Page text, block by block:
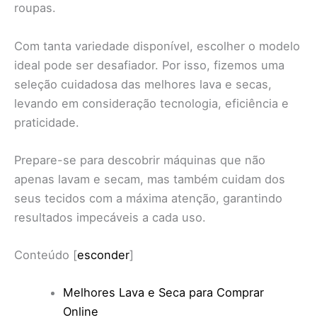
roupas.
Com tanta variedade disponível, escolher o modelo
ideal pode ser desafiador. Por isso, fizemos uma
seleção cuidadosa das melhores lava e secas,
levando em consideração tecnologia, eficiência e
praticidade.
Prepare-se para descobrir máquinas que não
apenas lavam e secam, mas também cuidam dos
seus tecidos com a máxima atenção, garantindo
resultados impecáveis a cada uso.
Conteúdo [esconder]
Melhores Lava e Seca para Comprar
Online